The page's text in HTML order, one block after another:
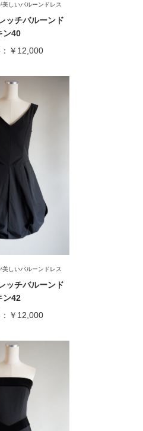
しいバルーンドレス
ッチバルーンド
ン40
￥12,000
しいバルーンドレス
ッチバルーンド
ン42
￥12,000